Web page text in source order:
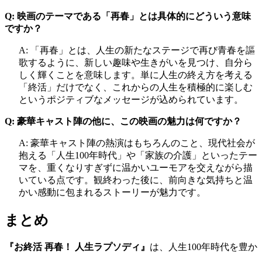
Q: 映画のテーマである「再春」とは具体的にどういう意味
ですか？
A: 「再春」とは、人生の新たなステージで再び青春を謳
歌するように、新しい趣味や生きがいを見つけ、自分ら
しく輝くことを意味します。単に人生の終え方を考える
「終活」だけでなく、これからの人生を積極的に楽しむ
というポジティブなメッセージが込められています。
Q: 豪華キャスト陣の他に、この映画の魅力は何ですか？
A: 豪華キャスト陣の熱演はもちろんのこと、現代社会が
抱える「人生100年時代」や「家族の介護」といったテー
マを、重くなりすぎずに温かいユーモアを交えながら描
いている点です。観終わった後に、前向きな気持ちと温
かい感動に包まれるストーリーが魅力です。
まとめ
『お終活 再春！ 人生ラプソディ』 は、人生100年時代を豊か